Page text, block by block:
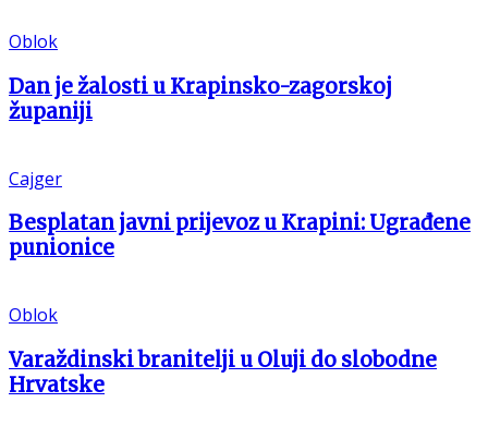
Oblok
Dan je žalosti u Krapinsko-zagorskoj
županiji
Cajger
Besplatan javni prijevoz u Krapini: Ugrađene
punionice
Oblok
Varaždinski branitelji u Oluji do slobodne
Hrvatske